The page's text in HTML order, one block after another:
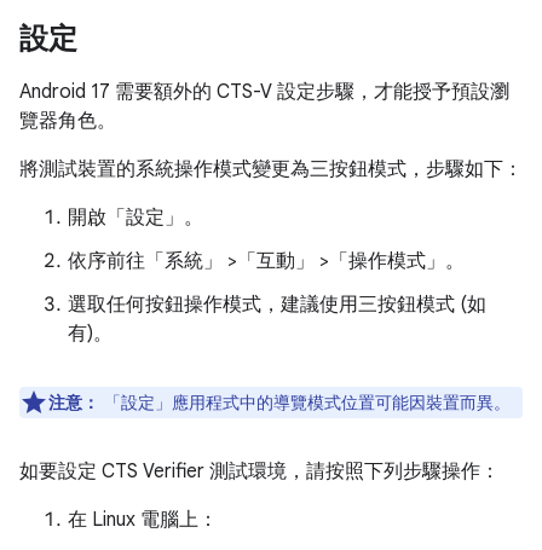
設定
Android 17 需要額外的 CTS-V 設定步驟，才能授予預設瀏
覽器角色。
將測試裝置的系統操作模式變更為三按鈕模式，步驟如下：
開啟「設定」 。
依序前往「系統」
>「互動」 >「操作模式」 。
選取任何按鈕操作模式，建議使用三按鈕模式 (如
有)。
注意： 「設定」應用程式中的導覽模式位置可能因裝置而異。
如要設定 CTS Verifier 測試環境，請按照下列步驟操作：
在 Linux 電腦上：